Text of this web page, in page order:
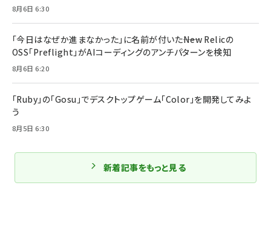
8月6日 6:30
「今日はなぜか進まなかった」に名前が付いた――New Relicの
OSS「Preflight」がAIコーディングのアンチパターンを検知
8月6日 6:20
「Ruby」の「Gosu」でデスクトップゲーム「Color」を開発してみよ
う
8月5日 6:30
新着記事をもっと見る